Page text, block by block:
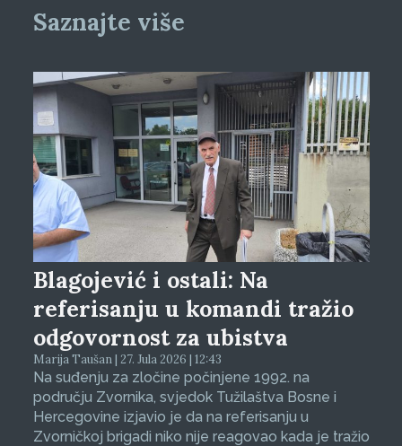
Saznajte više
Blagojević i ostali: Na
referisanju u komandi tražio
odgovornost za ubistva
Marija Taušan | 27. Jula 2026 | 12:43
Na suđenju za zločine počinjene 1992. na
području Zvornika, svjedok Tužilaštva Bosne i
Hercegovine izjavio je da na referisanju u
Zvorničkoj brigadi niko nije reagovao kada je tražio